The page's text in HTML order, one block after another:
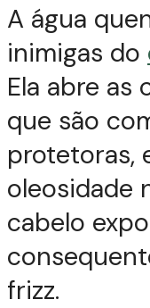
A água
inimigas do
Ela abre as
que são
protetoras,
oleosidade
cabelo
frizz.